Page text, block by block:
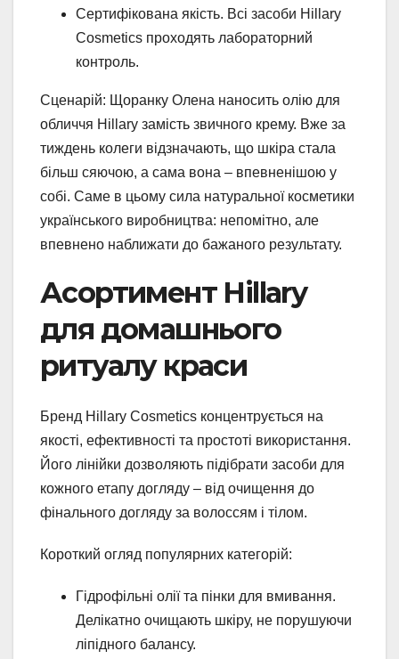
Сертифікована якість. Всі засоби Hillary
Cosmetics проходять лабораторний
контроль.
Сценарій: Щоранку Олена наносить олію для
обличчя Hillary замість звичного крему. Вже за
тиждень колеги відзначають, що шкіра стала
більш сяючою, а сама вона – впевненішою у
собі. Саме в цьому сила натуральної косметики
українського виробництва: непомітно, але
впевнено наближати до бажаного результату.
Асортимент Hillary
для домашнього
ритуалу краси
Бренд Hillary Cosmetics концентрується на
якості, ефективності та простоті використання.
Його лінійки дозволяють підібрати засоби для
кожного етапу догляду – від очищення до
фінального догляду за волоссям і тілом.
Короткий огляд популярних категорій:
Гідрофільні олії та пінки для вмивання.
Делікатно очищають шкіру, не порушуючи
ліпідного балансу.